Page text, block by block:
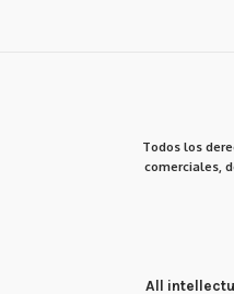
Todos los
comerciales,
All